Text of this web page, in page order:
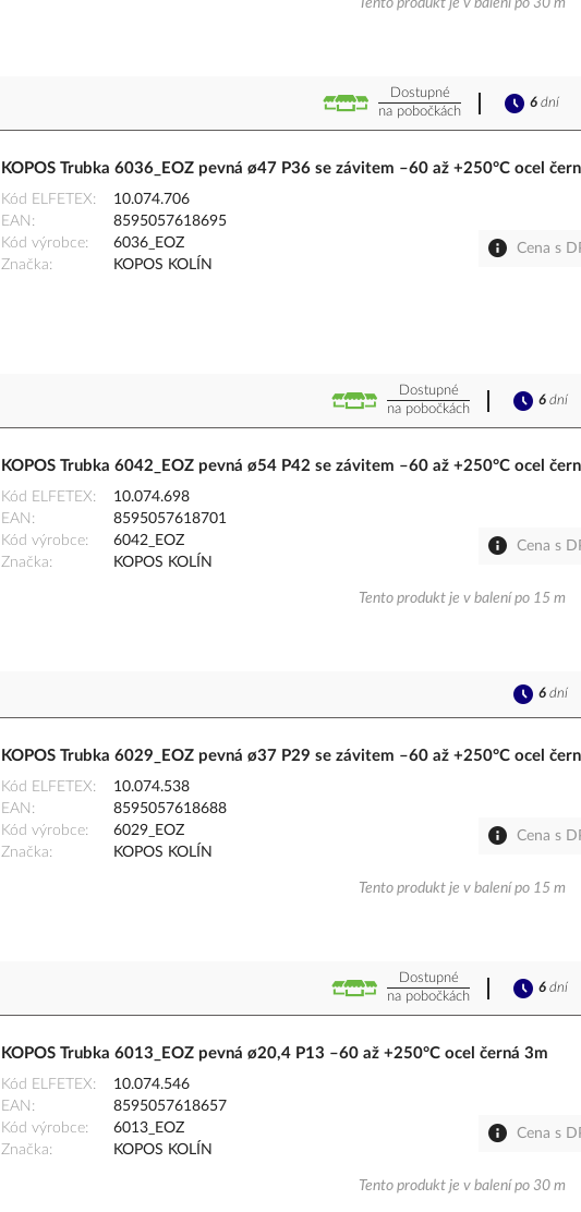
Tento produkt je v balení po 30 m
Dostupné
na pobočkách
6 dní
KOPOS Trubka 6036_EOZ pevná ø47 P36 se závitem –60 až +250°C ocel
Kód ELFETEX
10.074.706
EAN
8595057618695
Kód výrobce
6036_EOZ
Značka
KOPOS KOLÍN
Cena s
Dostupné
na pobočkách
6 dní
KOPOS Trubka 6042_EOZ pevná ø54 P42 se závitem –60 až +250°C ocel
Kód ELFETEX
10.074.698
EAN
8595057618701
Kód výrobce
6042_EOZ
Značka
KOPOS KOLÍN
Cena s
Tento produkt je v balení po 15 m
6 dní
KOPOS Trubka 6029_EOZ pevná ø37 P29 se závitem –60 až +250°C ocel
Kód ELFETEX
10.074.538
EAN
8595057618688
Kód výrobce
6029_EOZ
Značka
KOPOS KOLÍN
Cena s
Tento produkt je v balení po 15 m
Dostupné
na pobočkách
6 dní
KOPOS Trubka 6013_EOZ pevná ø20,4 P13 –60 až +250°C ocel černá 3m
Kód ELFETEX
10.074.546
EAN
8595057618657
Kód výrobce
6013_EOZ
Značka
KOPOS KOLÍN
Cena s
Tento produkt je v balení po 30 m